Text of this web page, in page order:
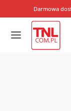
Darmowa